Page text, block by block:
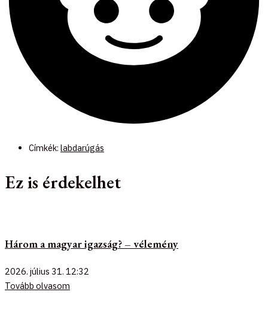
Címkék: labdarúgás
Ez is érdekelhet
Három a magyar igazság? – vélemény
2026. július 31. 12:32
Tovább olvasom